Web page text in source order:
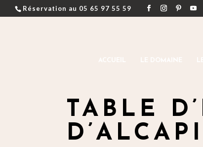
Réservation au 05 65 97 55 59
TABLE